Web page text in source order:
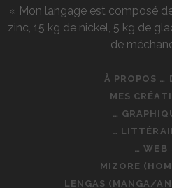
« Mon langage est composé
zinc, 15 kg de nickel, 5 kg de
de
À PROPOS …
MES
…
…
… WEB
MIZORE
LENGAS (MANGA/